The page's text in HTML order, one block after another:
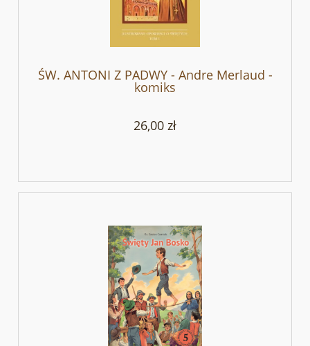
ŚW. ANTONI Z PADWY - Andre Merlaud -
komiks
26,00 zł